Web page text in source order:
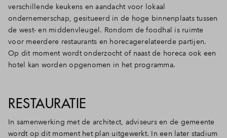
verschillende keukens en aandacht voor lokaal
ondernemerschap, gesitueerd in de hoge binnenplaats tussen
de west- en middenvleugel. Rondom de foodhal is ruimte
voor meerdere restaurants en horecagerelateerde partijen.
Op dit moment wordt onderzocht of naast de horeca ook een
hotel kan worden opgenomen in het programma.
RESTAURATIE
In samenwerking met de architect, adviseurs en de gemeente
wordt op dit moment het plan uitgewerkt. In een later stadium